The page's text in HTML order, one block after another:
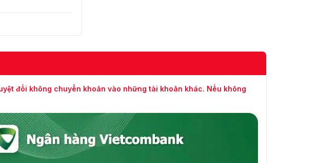
qua cổng BNC
Ngày/Đêm
Chế độ BLC
WDR
đối không chuyển khoản vào những tài khoản khác. Nếu không